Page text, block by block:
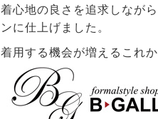
着心地の良さを追求しなが
ンに仕上げました。
着用する機会が増えるこれ